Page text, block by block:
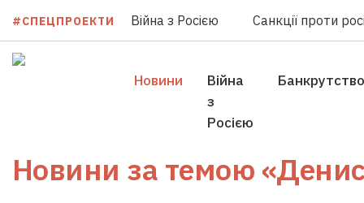
#СПЕЦПРОЕКТИ Війна з Росією Санкції проти
Новини
Війна
з
Росією
Банкрутство
Новини за темою